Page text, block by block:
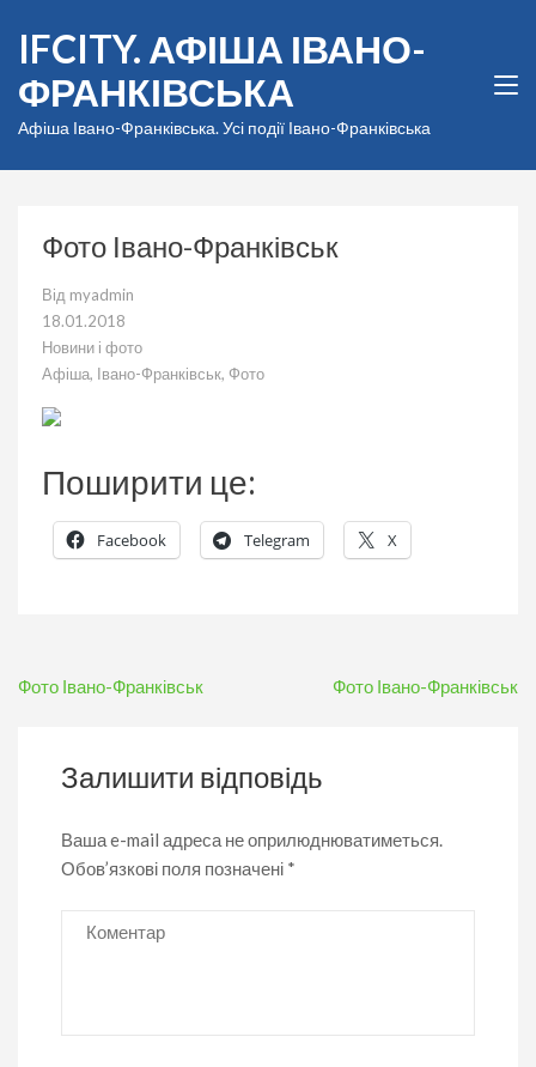
вмісту
(натисніть
Enter)
IFCITY. АФІША ІВАНО-
ФРАНКІВСЬКА
Афіша Івано-Франківська. Усі події Івано-Франківська
Фото Івано-Франківськ
Від myadmin
18.01.2018
Новини і фото
Афіша, Івано-Франківськ, Фото
Поширити це:
Facebook Telegram X
Навігація
Фото Івано-Франківськ Фото Івано-Франківськ
Залишити відповідь
Ваша e-mail адреса не оприлюднюватиметься.
Обов’язкові поля позначені *
Коментар